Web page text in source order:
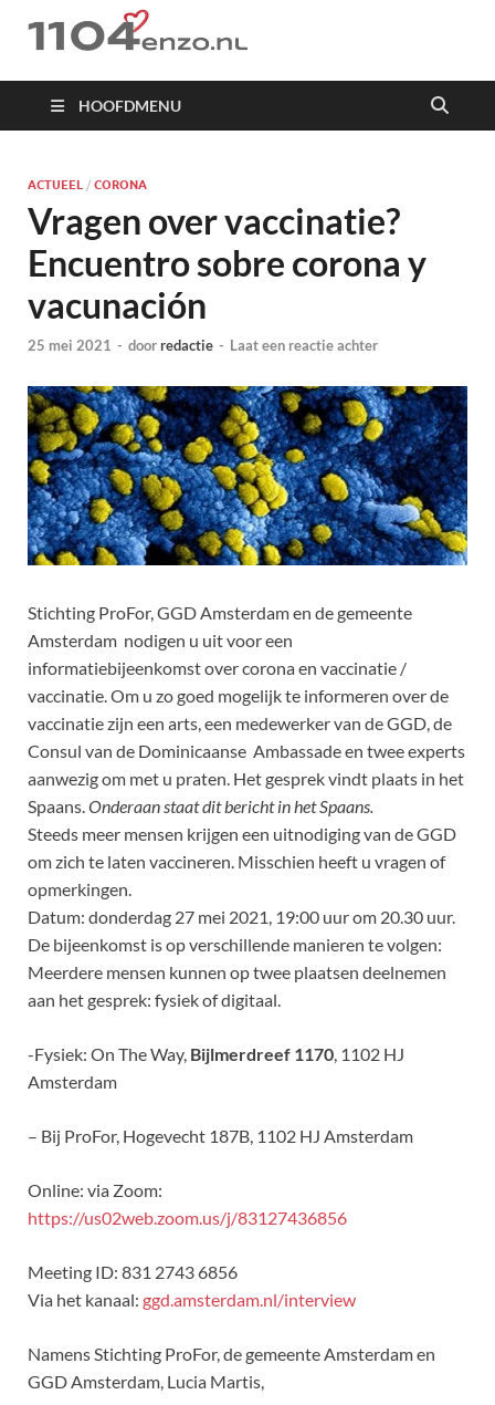
1104 en zo
HOOFDMENU
ACTUEEL / CORONA
Vragen over vaccinatie?
Encuentro sobre corona y
vacunación
25 mei 2021 - doorredactie - Laat een reactie achter
Stichting ProFor, GGD Amsterdam en de gemeente
Amsterdam nodigen u uit voor een
informatiebijeenkomst over corona en vaccinatie /
vaccinatie. Om u zo goed mogelijk te informeren over de
vaccinatie zijn een arts, een medewerker van de GGD, de
Consul van de Dominicaanse Ambassade en twee experts
aanwezig om met u praten. Het gesprek vindt plaats in het
Spaans.Onderaan staat dit bericht in het Spaans.
Steeds meer mensen krijgen een uitnodiging van de GGD
om zich te laten vaccineren. Misschien heeft u vragen of
opmerkingen.
Datum: donderdag 27 mei 2021, 19:00 uur om 20.30 uur.
De bijeenkomst is op verschillende manieren te volgen:
Meerdere mensen kunnen op twee plaatsen deelnemen
aan het gesprek: fysiek of digitaal.
-Fysiek: On The Way, Bijlmerdreef 1170, 1102 HJ
Amsterdam
– Bij ProFor, Hogevecht 187B, 1102 HJ Amsterdam
Online: via Zoom:
https://us02web.zoom.us/j/83127436856
Meeting ID: 831 2743 6856
Via het kanaal: ggd.amsterdam.nl/interview
Namens Stichting ProFor, de gemeente Amsterdam en
GGD Amsterdam, Lucia Martis,